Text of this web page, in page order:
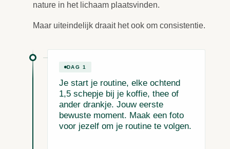
nature in het lichaam plaatsvinden.
Maar uiteindelijk draait het ook om consistentie.
DAG 1
Je start je routine, elke ochtend
1,5 schepje bij je koffie, thee of
ander drankje. Jouw eerste
bewuste moment. Maak een foto
voor jezelf om je routine te volgen.